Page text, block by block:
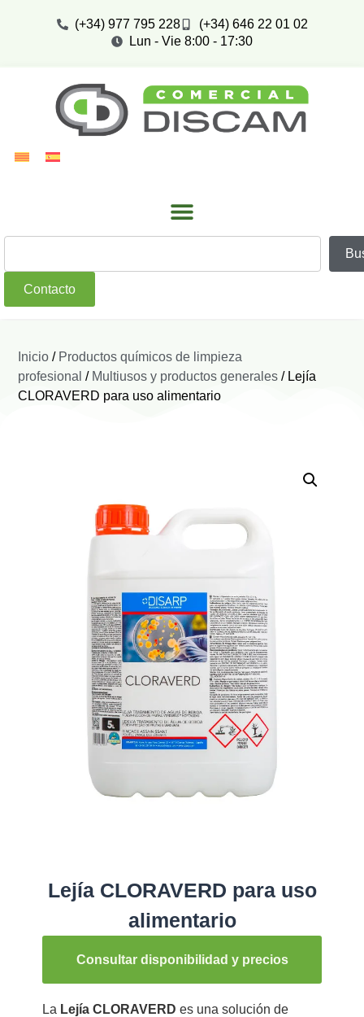
(+34) 977 795 228
(+34) 646 22 01 02
Lun - Vie 8:00 - 17:30
Contacto
Inicio / Productos químicos de limpieza
profesional / Multiusos y productos generales / Lejía
CLORAVERD para uso alimentario
Lejía CLORAVERD para uso
alimentario
Consultar disponibilidad y precios
La Lejía CLORAVERD es una solución de